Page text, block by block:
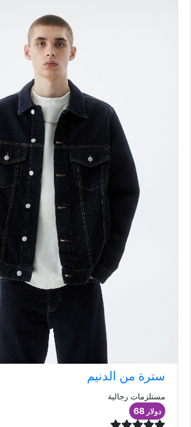
سترة من الدنيم
مستلزمات رجالية
68 دولار